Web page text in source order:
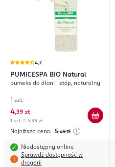
4,7
PUMICESPA BIO Natural
pumeks do dłoni i stóp, naturalny
1 szt.
4,39 zł
1 szt. = 4,39 zł
Najniższa cena: 5,49 zł
Niedostępny online
Sprawdź dostępność w
drogerii